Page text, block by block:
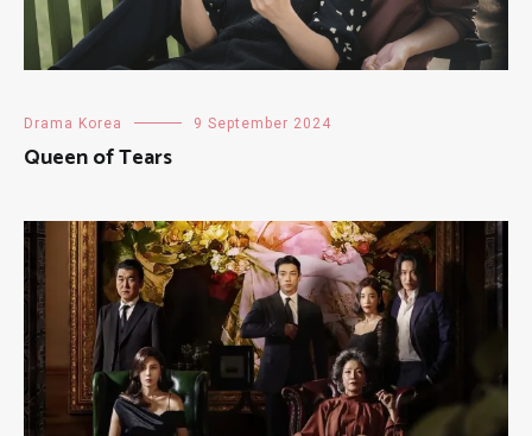
Drama Korea 9 September 2024
Queen of Tears